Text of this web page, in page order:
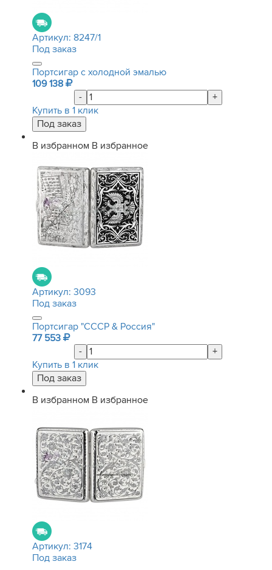
Артикул: 8247/1
Под заказ
Портсигар с холодной эмалью
109 138
-
+
Купить в 1 клик
В избранном В избранное
Артикул: 3093
Под заказ
Портсигар "СССР & Россия"
77 553
-
+
Купить в 1 клик
В избранном В избранное
Артикул: 3174
Под заказ